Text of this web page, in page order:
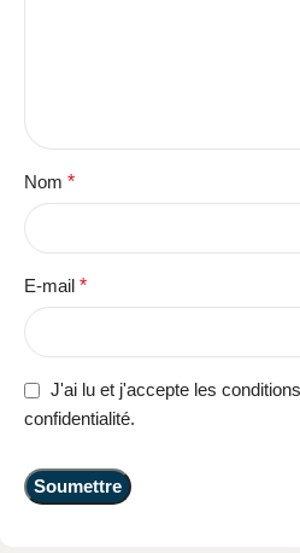
Nom *
E-mail *
J'ai lu et j'accepte les
confidentialité.